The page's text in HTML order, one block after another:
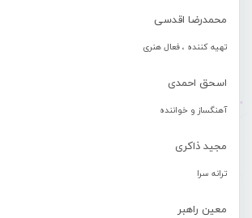
محمدرضا اقدسی
تهیه کننده ، فعال هنری
اسحق احمدی
آهنگساز و خواننده
مجید ذاکری
ترانه سرا
معین راهبر